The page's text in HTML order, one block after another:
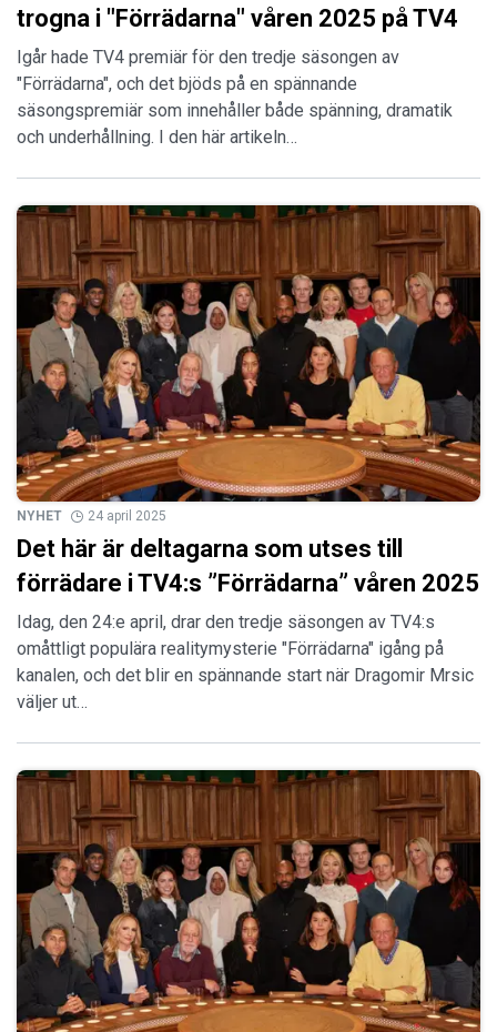
trogna i "Förrädarna" våren 2025 på TV4
Igår hade TV4 premiär för den tredje säsongen av
"Förrädarna", och det bjöds på en spännande
säsongspremiär som innehåller både spänning, dramatik
och underhållning. I den här artikeln…
NYHET 24 april 2025
Det här är deltagarna som utses till
förrädare i TV4:s ”Förrädarna” våren 2025
Idag, den 24:e april, drar den tredje säsongen av TV4:s
omåttligt populära realitymysterie "Förrädarna" igång på
kanalen, och det blir en spännande start när Dragomir Mrsic
väljer ut…